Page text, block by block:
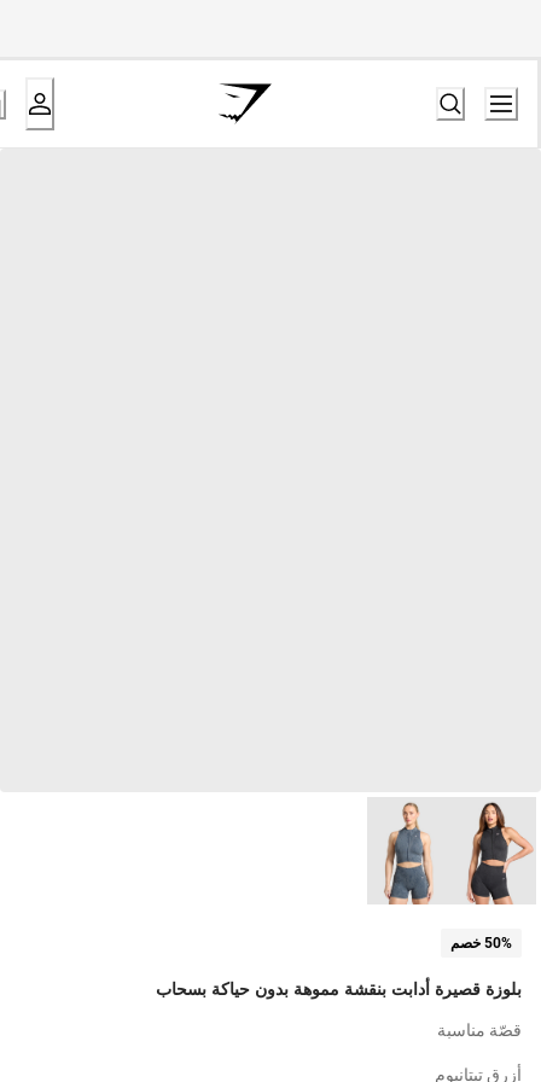
50% خصم
بلوزة قصيرة أدابت بنقشة مموهة بدون حياكة بسحاب
قصّة مناسبة
أزرق تيتانيوم